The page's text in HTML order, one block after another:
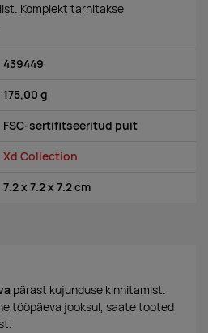
Komplekt tarnitakse
439449
175,00 g
FSC-sertifitseeritud puit
Xd Collection
7.2 x 7.2 x 7.2 cm
pärast kujunduse kinnitamist.
tööpäeva jooksul, saate tooted